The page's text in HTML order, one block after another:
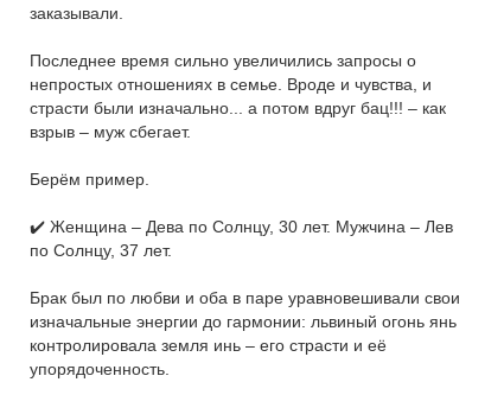
заказывали.
Последнее время сильно увеличились запросы о
непростых отношениях в семье. Вроде и чувства, и
страсти были изначально... а потом вдруг бац!!! – как
взрыв – муж сбегает.
Берём пример.
✔️ Женщина – Дева по Солнцу, 30 лет. Мужчина – Лев
по Солнцу, 37 лет.
Брак был по любви и оба в паре уравновешивали свои
изначальные энергии до гармонии: львиный огонь янь
контролировала земля инь – его страсти и её
упорядоченность.